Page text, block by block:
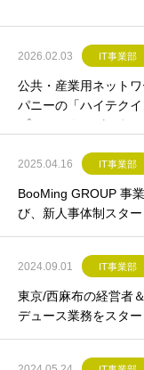
2026.02.03 IT事業部
公共・産業用ネット
パニーの「ハイテク
プロジェクトがスター
2025.04.16 IT事業部
BooMing GROUP 事
び、新人事体制スター
2024.09.01 IT事業部
東京/西麻布の経営者
デュース業務をスター